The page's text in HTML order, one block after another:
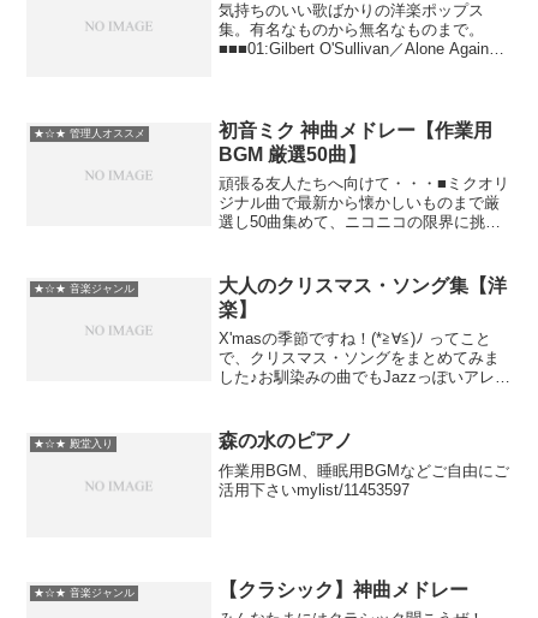
気持ちのいい歌ばかりの洋楽ポップス
集。有名なものから無名なものまで。
■■■01:Gilbert O'Sullivan／Alone Again
★☆★ 管理人オススメ
初音ミク 神曲メドレー【作業用
BGM 厳選50曲】
頑張る友人たちへ向けて・・・■ミクオリ
ジナル曲で最新から懐かしいものまで厳
選し50曲集めて、ニコニコの限界に挑戦
界ですorz■誠に勝手ながらお借りしまし
た。ありがとう...
★☆★ 音楽ジャンル
大人のクリスマス・ソング集【洋
楽】
X'masの季節ですね！(*≧∀≦)ﾉ ってこと
で、クリスマス・ソングをまとめてみま
した♪お馴染みの曲でもJazzっぽいアレン
ききれないので、曲名は動画内でご確
認...
★☆★ 殿堂入り 森の水のピアノ
作業用BGM、睡眠用BGMなどご自由にご
活用下さいmylist/11453597
★☆★ 音楽ジャンル 【クラシック】神曲メドレー